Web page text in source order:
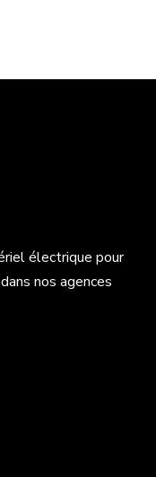
électrique pour
nos agences